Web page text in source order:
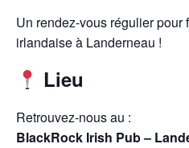
Un rendez-vous régulier pour
irlandaise à Landerneau !
Lieu
Retrouvez-nous au :
BlackRock Irish Pub –